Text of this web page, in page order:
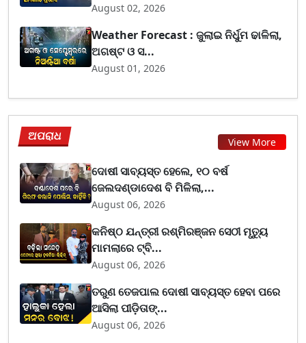
August 02, 2026
Weather Forecast : ଜୁଲାଇ ନିର୍ଧୁମ ଢାଳିଲା,
ଅଗଷ୍ଟ ଓ ସ...
August 01, 2026
ଅପରାଧ View More
ଦୋଷୀ ସାବ୍ୟସ୍ତ ହେଲେ, ୧୦ ବର୍ଷ
ଜେଲଦଣ୍ଡାଦେଶ ବି ମିଳିଲା,...
August 06, 2026
କନିଷ୍ଠ ଯନ୍ତ୍ରୀ ରଶ୍ମିରଞ୍ଜନ ସେଠୀ ମୃତ୍ୟୁ
ମାମଲାରେ ଟ୍ବି...
August 06, 2026
ତରୁଣ ତେଜପାଲ ଦୋଷୀ ସାବ୍ୟସ୍ତ ହେବା ପରେ
ଆସିଲା ପୀଡ଼ିତାଙ୍...
August 06, 2026